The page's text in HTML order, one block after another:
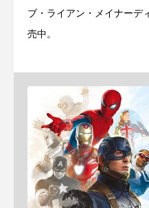
ブ・ライアン・メイナーデ
売中。